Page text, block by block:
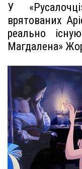
У
врятованих
реально
Магдалена»